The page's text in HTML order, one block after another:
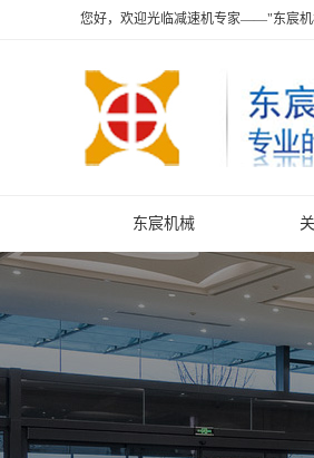
您好，欢迎光临减速机专家——"东宸机
东宸机械
S系列齿轮减速机
F系列平行轴斜齿轮减速